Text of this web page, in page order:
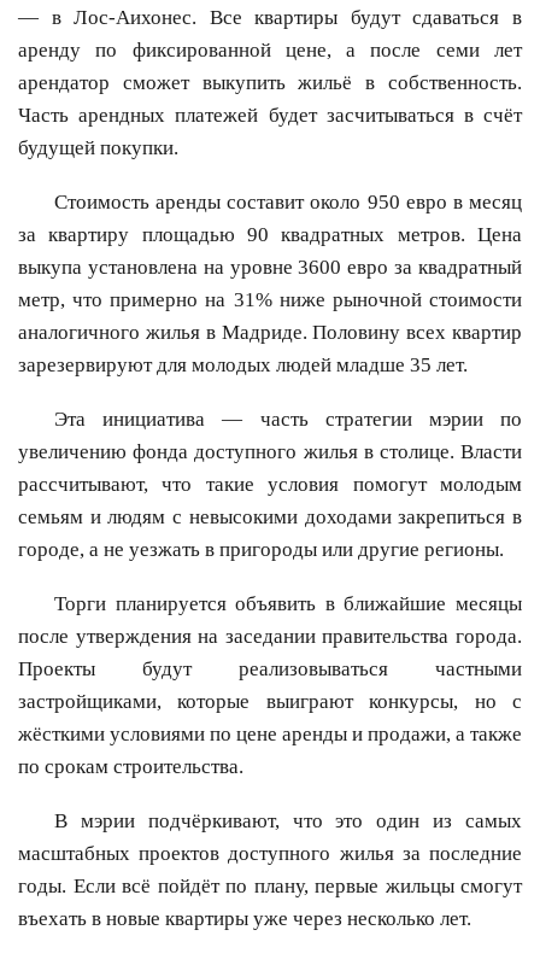
— в Лос-Аихонес. Все квартиры будут сдаваться в
аренду по фиксированной цене, а после семи лет
арендатор сможет выкупить жильё в собственность.
Часть арендных платежей будет засчитываться в счёт
будущей покупки.
Стоимость аренды составит около 950 евро в месяц
за квартиру площадью 90 квадратных метров. Цена
выкупа установлена на уровне 3600 евро за квадратный
метр, что примерно на 31% ниже рыночной стоимости
аналогичного жилья в Мадриде. Половину всех квартир
зарезервируют для молодых людей младше 35 лет.
Эта инициатива — часть стратегии мэрии по
увеличению фонда доступного жилья в столице. Власти
рассчитывают, что такие условия помогут молодым
семьям и людям с невысокими доходами закрепиться в
городе, а не уезжать в пригороды или другие регионы.
Торги планируется объявить в ближайшие месяцы
после утверждения на заседании правительства города.
Проекты будут реализовываться частными
застройщиками, которые выиграют конкурсы, но с
жёсткими условиями по цене аренды и продажи, а также
по срокам строительства.
В мэрии подчёркивают, что это один из самых
масштабных проектов доступного жилья за последние
годы. Если всё пойдёт по плану, первые жильцы смогут
въехать в новые квартиры уже через несколько лет.